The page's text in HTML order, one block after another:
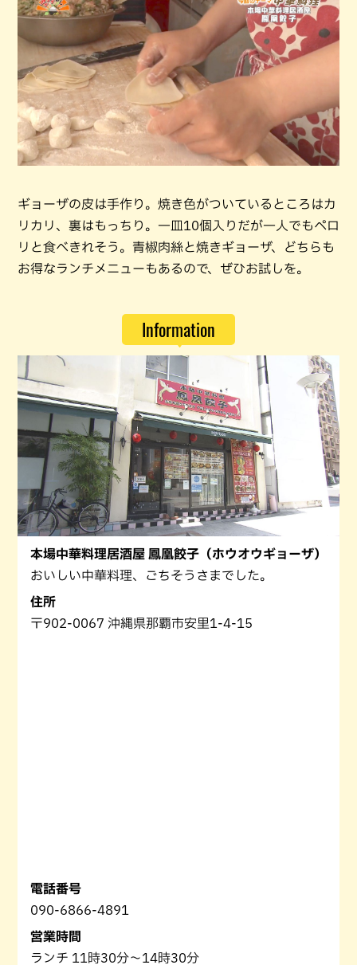
ギョーザの皮は手作り。焼き色がついているところはカ
リカリ、裏はもっちり。一皿10個入りだが一人でもペロ
リと食べきれそう。青椒肉絲と焼きギョーザ、どちらも
お得なランチメニューもあるので、ぜひお試しを。
Information
本場中華料理居酒屋 鳳凰餃子（ホウオウギョーザ）
おいしい中華料理、ごちそうさまでした。
住所
〒902-0067 沖縄県那覇市安里1-4-15
電話番号
090-6866-4891
営業時間
ランチ 11時30分〜14時30分